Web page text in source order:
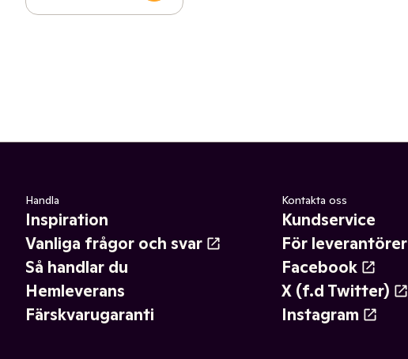
Handla
Inspiration
Vanliga frågor och svar
Så handlar du
Hemleverans
Färskvarugaranti
Kontakta oss
Kundservice
För leverantörer
Facebook
X (f.d Twitter)
Instagram